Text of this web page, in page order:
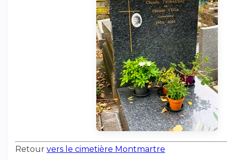
Retour vers le cimetière Montmartre